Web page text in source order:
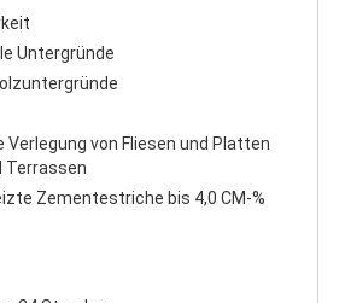
Untergründe
Verlegung von Fliesen und Platten
Terrassen
Zementestriche bis 4,0 CM-%